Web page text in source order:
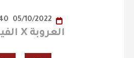
العروبة X الفيصلي